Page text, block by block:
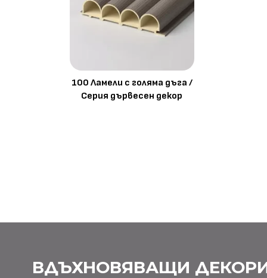
100 Ламели с голяма дъга /
Серия дървесен декор
ВДЪХНОВЯВАЩИ